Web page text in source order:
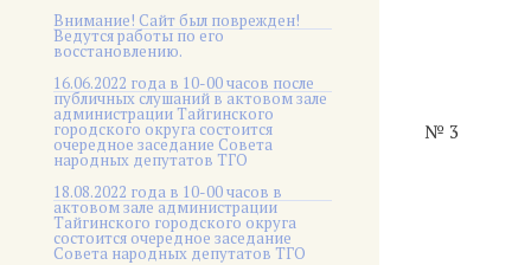
Внимание! Сайт был поврежден!
Ведутся работы по его
восстановлению.
16.06.2022 года в 10-00 часов после
публичных слушаний в актовом зале
администрации Тайгинского
городского округа состоится
очередное заседание Совета
народных депутатов ТГО
18.08.2022 года в 10-00 часов в
актовом зале администрации
Тайгинского городского округа
состоится очередное заседание
Совета народных депутатов ТГО
№ 3